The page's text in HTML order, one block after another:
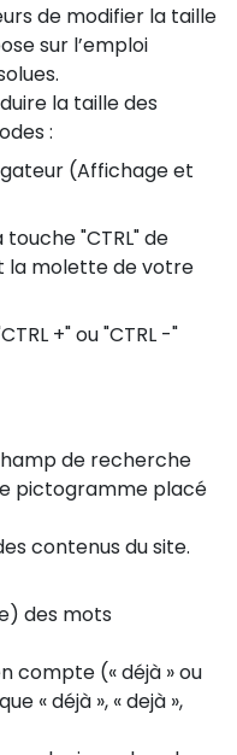
de modifier la taille
sur l’emploi
la taille des
:
(Affichage et
"CTRL" de
la molette de votre
+" ou "CTRL -"
de recherche
pictogramme placé
contenus du site.
des mots
compte (« déjà » ou
« déjà », « dejà »,